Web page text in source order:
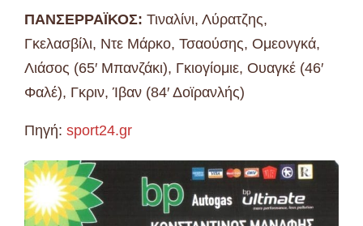
ΠΑΝΣΕΡΡΑΪΚΟΣ: Τιναλίνι, Λύρατζης,
Γκελασβίλι, Ντε Μάρκο, Τσαούσης, Ομεονγκά,
Λιάσος (65′ Μπανζάκι), Γκιογίομιε, Ουαγκέ (46′
Φαλέ), Γκριν, Ίβαν (84′ Δοϊρανλής)
Πηγή: sport24.gr